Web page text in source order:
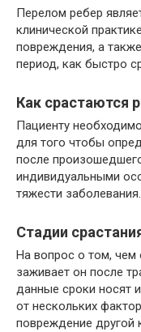
Перелом ребер
клинической
повреждения, а
период, как быстро
Как срастаются
Пациенту
для того чтобы
после
индивидуальными
тяжести заболевания.
Стадии
На вопрос о том, чем
заживает он после
данные сроки носят
от нескольких
повреждение другой